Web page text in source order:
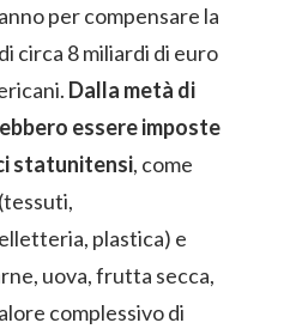
per compensare la
circa 8 miliardi di euro
Dalla metà di
essere imposte
statunitensi, come
plastica) e
uova, frutta secca,
complessivo di